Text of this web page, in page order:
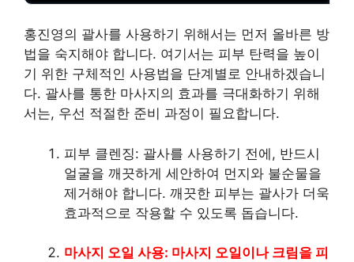
홍진영의 괄사를 사용하기 위해서는 먼저 올바른 방
법을 숙지해야 합니다. 여기서는 피부 탄력을 높이
기 위한 구체적인 사용법을 단계별로 안내하겠습니
다. 괄사를 통한 마사지의 효과를 극대화하기 위해
서는, 우선 적절한 준비 과정이 필요합니다.
피부 클렌징: 괄사를 사용하기 전에, 반드시
얼굴을 깨끗하게 세안하여 먼지와 불순물을
제거해야 합니다. 깨끗한 피부는 괄사가 더욱
효과적으로 작용할 수 있도록 돕습니다.
마사지 오일 사용: 마사지 오일이나 크림을 피